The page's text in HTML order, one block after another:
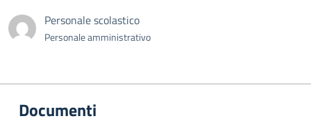
Personale scolastico
Personale amministrativo
Documenti